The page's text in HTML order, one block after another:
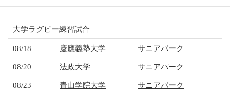
大学ラグビー練習試合
08/18 慶應義塾大学 サニアパーク
08/20 法政大学 サニアパーク
08/23 青山学院大学 サニアパーク